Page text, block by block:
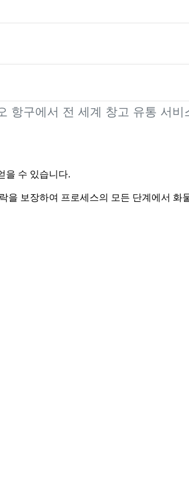
항구에서 전 세계 창고 유통 서비
을 수 있습니다.
보장하여 프로세스의 모든 단계에서 화